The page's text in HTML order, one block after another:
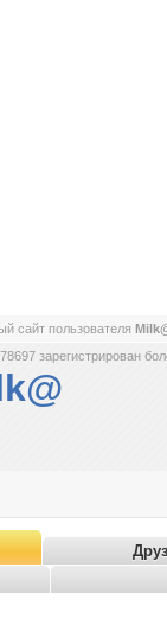
сайт пользователя
зарегистрирован